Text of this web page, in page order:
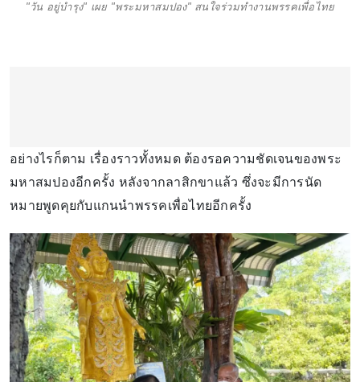
"วัน อยู่บำรุง" เผย "พระมหาสมปอง" สนใจร่วมทำงานพรรคเพื่อไทย
อย่างไรก็ตาม เรื่องราวทั้งหมด ต้องรอความชัดเจนของพระ
มหาสมปองอีกครั้ง หลังจากลาสิกขาแล้ว ซึ่งจะมีการนัด
หมายพูดคุยกับแกนนำพรรคเพื่อไทยอีกครั้ง